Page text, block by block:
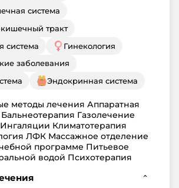
система
тракт
система
Гинекология
заболевания
Эндокринная система
методы лечения Аппаратная
Газолечение
Климатотерапия
ЛФК Массажное отделение
программе Питьевое
водой Психотерапия
⌄